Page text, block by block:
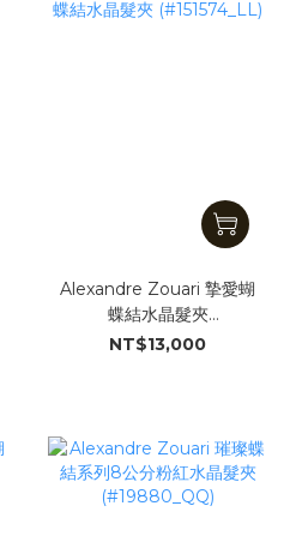
Alexandre Zouari 摯愛蝴
蝶結水晶髮夾
(#151574_LL)
NT$13,000